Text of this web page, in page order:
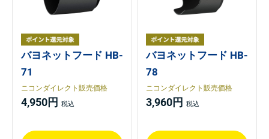
バヨネットフード HB-
71
ニコンダイレクト販売価格
4,950円
バヨネットフード HB-
78
ニコンダイレクト販売価格
3,960円